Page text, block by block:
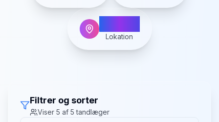
Tønder
Lokation
Filtrer og sorter
Viser 5 af 5 tandlæger